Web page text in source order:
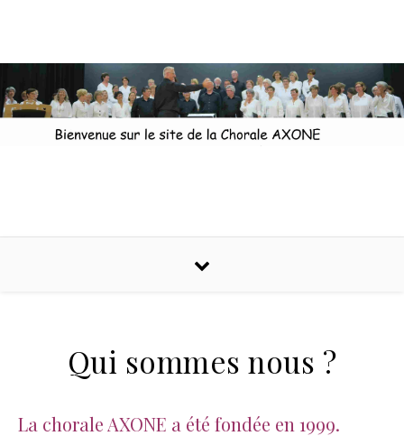
Qui sommes nous ?
La chorale AXONE a été fondée en 1999.